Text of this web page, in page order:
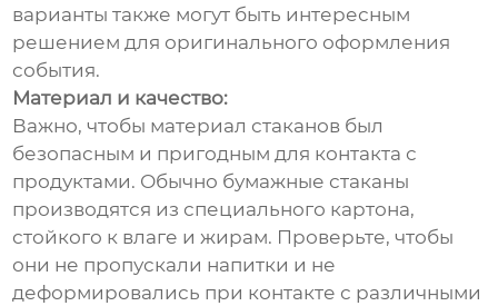
варианты также могут быть интересным
решением для оригинального оформления
события.
Материал и качество:
Важно, чтобы материал стаканов был
безопасным и пригодным для контакта с
продуктами. Обычно бумажные стаканы
производятся из специального картона,
стойкого к влаге и жирам. Проверьте, чтобы
они не пропускали напитки и не
деформировались при контакте с различными